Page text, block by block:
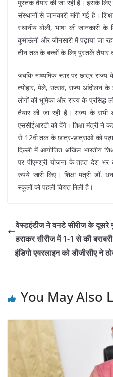
पुस्तक तैयार की जा रही है। इसके लिए
संस्थानों से जानकारी मांगी गई है।
स्थानीय बोली, भाषा की जानकारी
कुमाऊंनी और जौनसारी में पढ़ाया जा
तीन तक के बच्चों के लिए पुस्तकें तैयार
जबकि माध्यमिक स्तर पर छात्र राज्य
त्योहार, मेले, उत्सव, राज्य आंदोलन के
लोगों की भूमिका और राज्य के
तैयार की जा रही है। राज्य के
एससीईआरटी को देंगे। शिक्षा मंत्री ने
से 12वीं तक के छात्र-छात्राओं को
दिल्ली में आयोजित अखिल भारतीय
पर पीएमश्री योजना के तहत देश
रुपये जारी किए। शिक्षा मंत्री डॉ.
स्कूलों को पहली किश्त मिली है।
वेस्टइंडीज ने वनडे सीरीज के दूसरे
हराकर सीरीज में 1-1 से की बराबरी
इंडिगो एयरलाइन को डीजीसीए ने
You May Also